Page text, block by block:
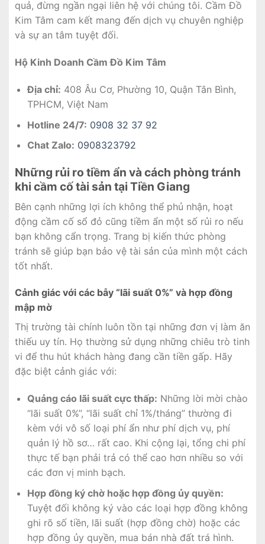
quả, đừng ngần ngại liên hệ với chúng tôi. Cầm Đồ
Kim Tâm cam kết mang đến dịch vụ chuyên nghiệp
và sự an tâm tuyệt đối.
Hộ Kinh Doanh Cầm Đồ Kim Tâm
Địa chỉ: 408 Âu Cơ, Phường 10, Quận Tân Bình,
TPHCM, Việt Nam
Hotline 24/7: 0908 32 37 92
Chat Zalo: 0908323792
Những rủi ro tiềm ẩn và cách phòng tránh
khi cầm cố tài sản tại Tiền Giang
Bên cạnh những lợi ích không thể phủ nhận, hoạt
động cầm cố sổ đỏ cũng tiềm ẩn một số rủi ro nếu
bạn không cẩn trọng. Trang bị kiến thức phòng
tránh sẽ giúp bạn bảo vệ tài sản của mình một cách
tốt nhất.
Cảnh giác với các bẫy “lãi suất 0%” và hợp đồng
mập mờ
Thị trường tài chính luôn tồn tại những đơn vị làm ăn
thiếu uy tín. Họ thường sử dụng những chiêu trò tinh
vi để thu hút khách hàng đang cần tiền gấp. Hãy
đặc biệt cảnh giác với:
Quảng cáo lãi suất cực thấp: Những lời mời chào
“lãi suất 0%”, “lãi suất chỉ 1%/tháng” thường đi
kèm với vô số loại phí ẩn như phí dịch vụ, phí
quản lý hồ sơ… rất cao. Khi cộng lại, tổng chi phí
thực tế bạn phải trả có thể cao hơn nhiều so với
các đơn vị minh bạch.
Hợp đồng ký chờ hoặc hợp đồng ủy quyền:
Tuyệt đối không ký vào các loại hợp đồng không
ghi rõ số tiền, lãi suất (hợp đồng chờ) hoặc các
hợp đồng ủy quyền, mua bán nhà đất trá hình.